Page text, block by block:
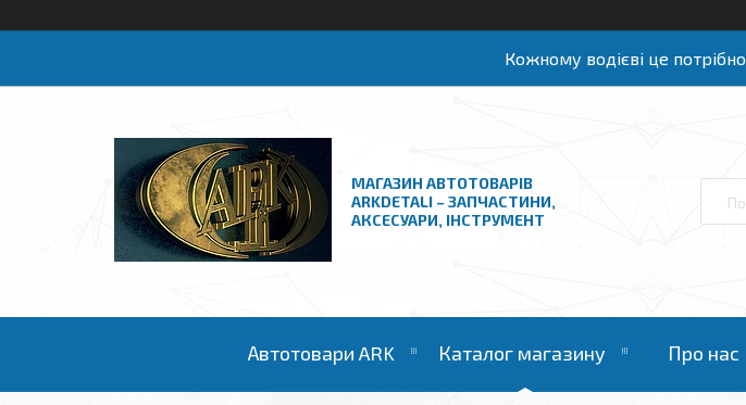
Кожному водієві це потрібно
МАГАЗИН АВТОТОВАРІВ
ARKDETALI – ЗАПЧАСТИНИ,
АКСЕСУАРИ, ІНСТРУМЕНТ
Автотовари ARK Каталог магазину Про нас